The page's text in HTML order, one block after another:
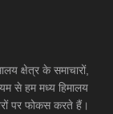
क्षेत्र के समाचारों,
से हम मध्य हिमालय
पर फोकस करते हैं।